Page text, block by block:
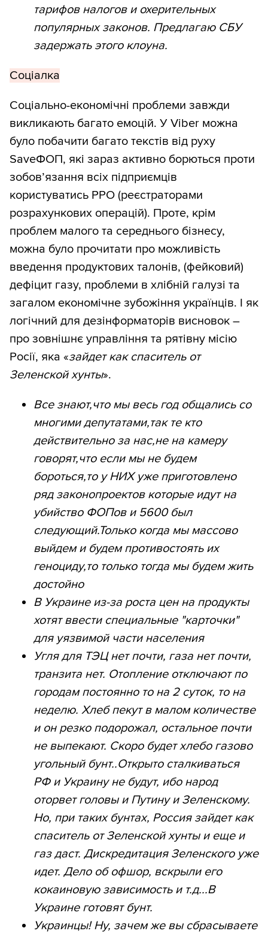
тарифов налогов и охерительных
популярных законов. Предлагаю СБУ
задержать этого клоуна.
Соціалка
Соціально-економічні проблеми завжди
викликають багато емоцій. У Viber можна
було побачити багато текстів від руху
SaveФОП, які зараз активно борються проти
зобовʼязання всіх підприємців
користуватись РРО (реєстраторами
розрахункових операцій). Проте, крім
проблем малого та середнього бізнесу,
можна було прочитати про можливість
введення продуктових талонів, (фейковий)
дефіцит газу, проблеми в хлібній галузі та
загалом економічне зубожіння українців. І як
логічний для дезінформаторів висновок –
про зовнішнє управління та рятівну місію
Росії, яка «зайдет как спаситель от
Зеленской хунты».
Все знают,что мы весь год общались со
многими депутатами,так те кто
действительно за нас,не на камеру
говорят,что если мы не будем
бороться,то у НИХ уже приготовлено
ряд законопроектов которые идут на
убийство ФОПов и 5600 был
следующий.Только когда мы массово
выйдем и будем противостоять их
геноциду,то только тогда мы будем жить
достойно
В Украине из-за роста цен на продукты
хотят ввести специальные "карточки"
для уязвимой части населения
Угля для ТЭЦ нет почти, газа нет почти,
транзита нет. Отопление отключают по
городам постоянно то на 2 суток, то на
неделю. Хлеб пекут в малом количестве
и он резко подорожал, остальное почти
не выпекают. Скоро будет хлебо газово
угольный бунт..Открыто сталкиваться
РФ и Украину не будут, ибо народ
оторвет головы и Путину и Зеленскому.
Но, при таких бунтах, Россия зайдет как
спаситель от Зеленской хунты и еще и
газ даст. Дискредитация Зеленского уже
идет. Дело об офшор, вскрыли его
кокаиновую зависимость и т.д...В
Украине готовят бунт.
Украинцы! Ну, зачем же вы сбрасываете